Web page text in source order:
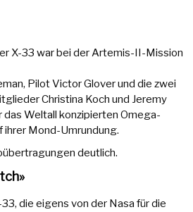
X-33 war bei der Artemis-II-Mission
Pilot Victor Glover und die zwei
Christina Koch und Jeremy
das Weltall konzipierten Omega-
ihrer Mond-Umrundung.
deutlich.
die eigens von der Nasa für die